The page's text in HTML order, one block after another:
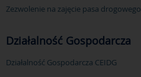
Zezwolenie na zajęcie pasa drogowego
Działalność Gospodarcza
Działalność Gospodarcza CEIDG